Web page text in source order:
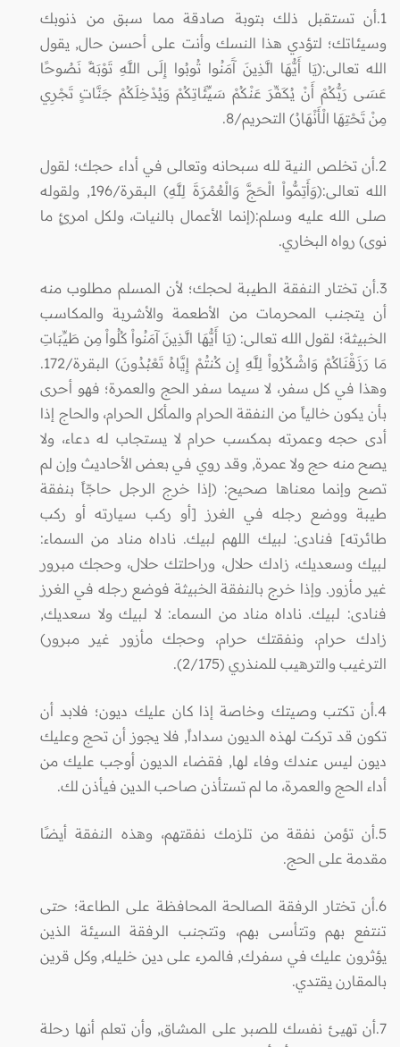
1.أن تستقبل ذلك بتوبة صادقة مما سبق من ذنوبك
وسيئاتك؛ لتؤدي هذا النسك وأنت على أحسن حال, يقول
الله تعالى:(يَا أَيُّهَا الَّذِينَ آَمَنُوا تُوبُوا إِلَى اللَّهِ تَوْبَةً نَصُوحًا
عَسَى رَبُّكُمْ أَنْ يُكَفِّرَ عَنْكُمْ سَيِّئَاتِكُمْ وَيُدْخِلَكُمْ جَنَّاتٍ تَجْرِي
مِنْ تَحْتِهَا الْأَنْهَارُ) التحريم/8‏.
2.أن تخلص النية لله سبحانه وتعالى في أداء حجك؛ لقول
الله تعالى‏:‏(‏وَأَتِمُّواْ الْحَجَّ وَالْعُمْرَةَ لِلَّهِ)‏ البقرة/196‏, ولقوله
صلى الله عليه وسلم‏:‏(‏إنما الأعمال بالنيات، ولكل امرئٍ ما
نوى‏)‏ رواه البخاري.
3.أن تختار النفقة الطيبة لحجك؛ لأن المسلم مطلوب منه
أن يتجنب المحرمات من الأطعمة والأشربة والمكاسب
الخبيثة؛ لقول الله تعالى‏: (‏يَا أَيُّهَا الَّذِينَ آمَنُواْ كُلُواْ مِن طَيِّبَاتِ
مَا رَزَقْنَاكُمْ وَاشْكُرُواْ لِلَّهِ إِن كُنتُمْ إِيَّاهُ تَعْبُدُونَ)‏ البقرة/172‏.
‏وهذا في كل سفر، لا سيما سفر الحج والعمرة؛ فهو أحرى
بأن يكون خالياً من النفقة الحرام والمأكل الحرام، والحاج إذا
أدى حجه وعمرته بمكسب حرام لا يستجاب له دعاء، ولا
يصح منه حج ولا عمرة, وقد روي في بعض الأحاديث وإن لم
تصح وإنما معناها صحيح: (إذا خرج الرجل حاجّاً بنفقة
طيبة ووضع رجله في الغرز [أو ركب سيارته أو ركب
طائرته] فنادى: لبيك اللهم لبيك. ناداه مناد من السماء:
لبيك وسعديك، زادك حلال، وراحلتك حلال، وحجك مبرور
غير مأزور. وإذا خرج بالنفقة الخبيثة فوضع رجله في الغرز
فنادى: لبيك. ناداه مناد من السماء: لا لبيك ولا سعديك,
زادك حرام، ونفقتك حرام، وحجك مأزور غير مبرور)
الترغيب والترهيب‏ للمنذري (2/175‏)‏.
4.أن تكتب وصيتك وخاصة إذا كان عليك ديون؛ فلابد أن
تكون قد تركت لهذه الديون سداداً, فلا يجوز أن تحج وعليك
ديون ليس عندك وفاء لها, فقضاء الديون أوجب عليك من
أداء الحج والعمرة، ما لم تستأذن صاحب الدين فيأذن لك.
5.أن تؤمن نفقة من تلزمك نفقتهم، وهذه النفقة أيضًا
مقدمة على الحج.
6.أن تختار الرفقة الصالحة المحافظة على الطاعة؛ حتى
تنتفع بهم وتتأسى بهم، وتتجنب الرفقة السيئة الذين
يؤثرون عليك في سفرك, فالمرء على دين خليله, وكل قرين
بالمقارن يقتدي‏.
7.أن تهيئ نفسك للصبر على المشاق, وأن تعلم أنها رحلة